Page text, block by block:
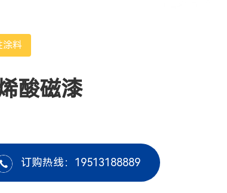
涂料
酸磁漆
订购热线：19513188889